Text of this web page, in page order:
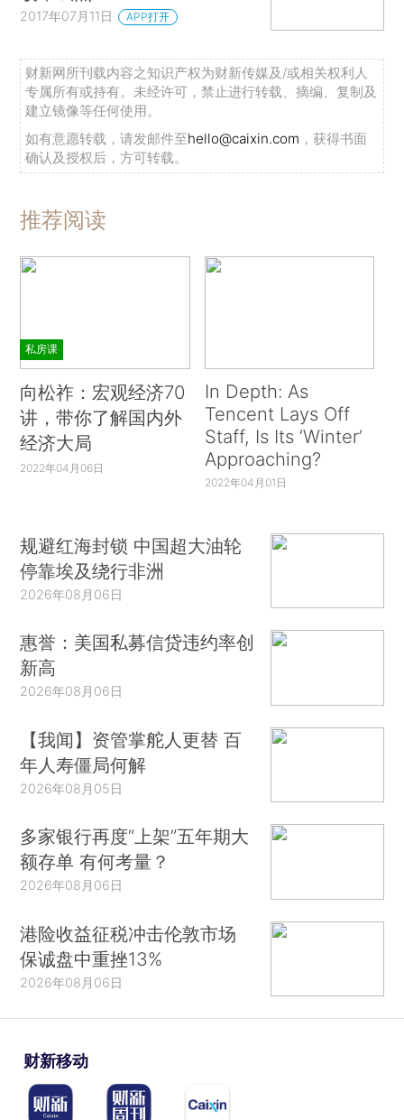
2017年07月11日 APP打开
财新网所刊载内容之知识产权为财新传媒及/或相关权利人
专属所有或持有。未经许可，禁止进行转载、摘编、复制及
建立镜像等任何使用。
如有意愿转载，请发邮件至hello@caixin.com ，获得书面
确认及授权后，方可转载。
推荐阅读
私房课
向松祚：宏观经济70
讲，带你了解国内外
经济大局
2022年04月06日
In Depth: As
Tencent Lays Off
Staff, Is Its ‘Winter’
Approaching?
2022年04月01日
规避红海封锁 中国超大油轮
停靠埃及绕行非洲
2026年08月06日
惠誉：美国私募信贷违约率创
新高
2026年08月06日
【我闻】资管掌舵人更替 百
年人寿僵局何解
2026年08月05日
多家银行再度“上架”五年期大
额存单 有何考量？
2026年08月06日
港险收益征税冲击伦敦市场
保诚盘中重挫13%
2026年08月06日
财新移动